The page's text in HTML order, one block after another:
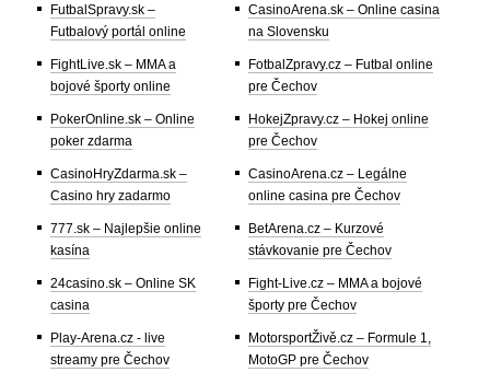
FutbalSpravy.sk –
Futbalový portál online
FightLive.sk – MMA a
bojové športy online
PokerOnline.sk – Online
poker zdarma
CasinoHryZdarma.sk –
Casino hry zadarmo
777.sk – Najlepšie online
kasína
24casino.sk – Online SK
casina
Play-Arena.cz - live
streamy pre Čechov
CasinoArena.sk – Online casina
na Slovensku
FotbalZpravy.cz – Futbal online
pre Čechov
HokejZpravy.cz – Hokej online
pre Čechov
CasinoArena.cz – Legálne
online casina pre Čechov
BetArena.cz – Kurzové
stávkovanie pre Čechov
Fight-Live.cz – MMA a bojové
športy pre Čechov
MotorsportŽivě.cz – Formule 1,
MotoGP pre Čechov